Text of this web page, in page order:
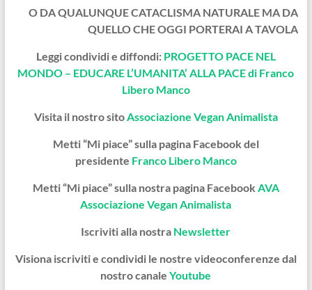
O DA QUALUNQUE CATACLISMA NATURALE MA DA
QUELLO CHE OGGI PORTERAI A TAVOLA
Leggi condividi e diffondi: PROGETTO PACE NEL
MONDO – EDUCARE L’UMANITA’ ALLA PACE di Franco
Libero Manco
Visita il nostro sito Associazione Vegan Animalista
Metti “Mi piace” sulla pagina Facebook del
presidente Franco Libero Manco
Metti “Mi piace” sulla nostra pagina Facebook AVA
Associazione Vegan Animalista
Iscriviti alla nostra Newsletter
Visiona iscriviti e condividi le nostre videoconferenze dal
nostro canaleYoutube